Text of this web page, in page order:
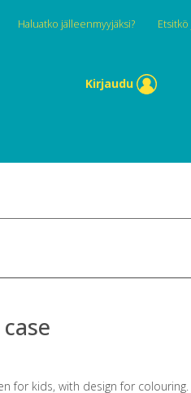
Haluatko jälleenmyyjäksi?
Kirjaudu
for kids, with design for colouring.